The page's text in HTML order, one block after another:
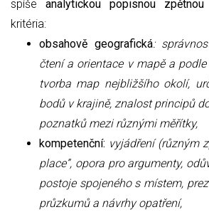
spíše analytickou popisnou zpětnou
kritéria:
obsahově geografická:
čtení a orientace v mapě a
tvorba map nejbližšího okolí,
bodů v krajině, znalost principů
poznatků mezi různými měřítky,
kompetenční: vyjádření (různým
place”, opora pro argumenty,
postoje spojeného s místem,
průzkumů a návrhy opatření,